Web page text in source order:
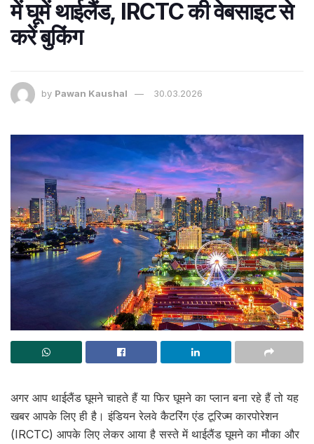
में घूमें थाईलैंड, IRCTC की वेबसाइट से
करें बुकिंग
by Pawan Kaushal 30.03.2026
अगर आप थाईलैंड घूमने चाहते हैं या फिर घूमने का प्लान बना रहे हैं तो यह
खबर आपके लिए ही है। इंडियन रेलवे कैटरिंग एंड टूरिज्म कारपोरेशन
(IRCTC) आपके लिए लेकर आया है सस्ते में थाईलैंड घूमने का मौका और